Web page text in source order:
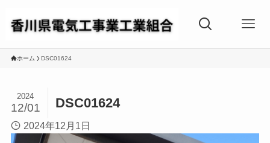
ホーム DSC01624
DSC01624
2024
12/01
2024年12月1日